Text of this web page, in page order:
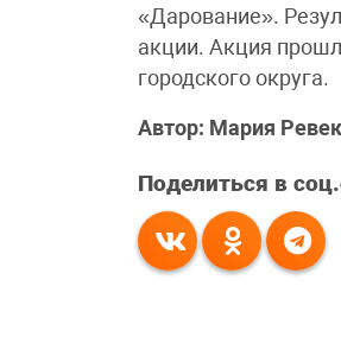
«Дарование».
акции. Акция
городского округа.
Автор: Мария
Поделиться в